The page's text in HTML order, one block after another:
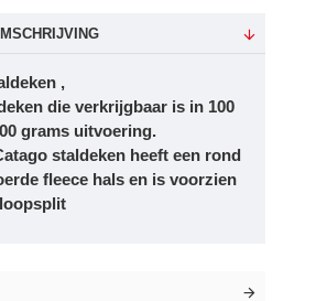
,
die verkrijgbaar is in 100
grams uitvoering.
staldeken heeft een rond
fleece hals en is voorzien